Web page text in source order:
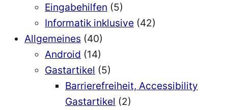
Eingabehilfen (5)
Informatik inklusive (42)
Allgemeines (40)
Android (14)
Gastartikel (5)
Barrierefreiheit, Accessibility
Gastartikel (2)